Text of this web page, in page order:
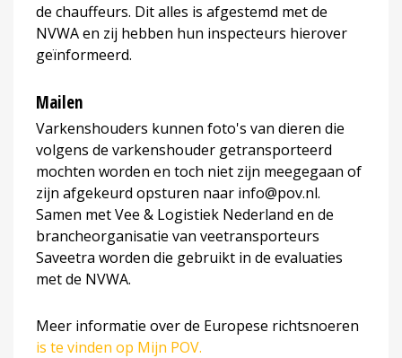
de chauffeurs. Dit alles is afgestemd met de
NVWA en zij hebben hun inspecteurs hierover
geïnformeerd.
Mailen
Varkenshouders kunnen foto's van dieren die
volgens de varkenshouder getransporteerd
mochten worden en toch niet zijn meegegaan of
zijn afgekeurd opsturen naar info@pov.nl.
Samen met Vee & Logistiek Nederland en de
brancheorganisatie van veetransporteurs
Saveetra worden die gebruikt in de evaluaties
met de NVWA.
Meer informatie over de Europese richtsnoeren
is te vinden op Mijn POV.